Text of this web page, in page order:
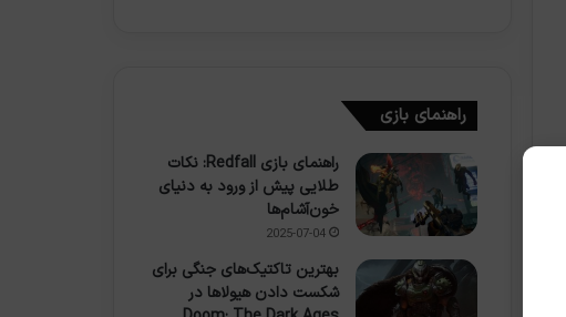
راهنمای بازی
راهنمای بازی Redfall: نکات
طلایی پیش از ورود به دنیای
خون‌آشام‌ها
2025-07-04
بهترین تاکتیک‌های جنگی برای
شکست دادن هیولاها در